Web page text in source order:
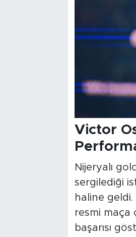
Victor
Nijeryalı
sergilediği
haline geldi.
resmi maça
başarısı